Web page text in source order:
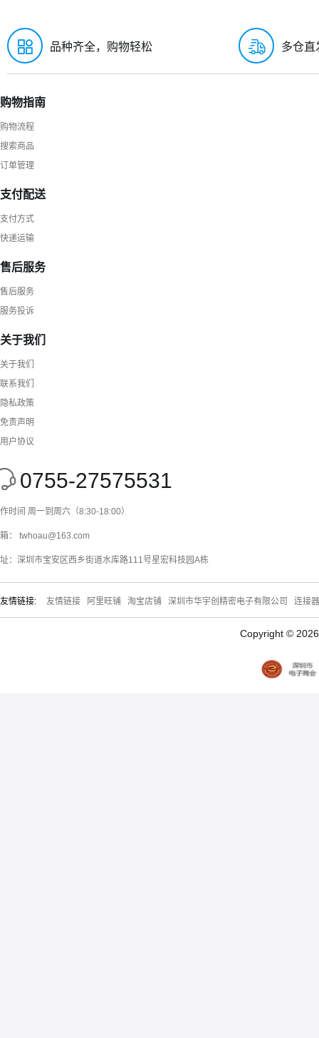
品种齐全，购物轻松 多仓直
购物指南
购物流程
搜索商品
订单管理
支付配送
支付方式
快递运输
售后服务
售后服务
服务投诉
关于我们
关于我们
联系我们
隐私政策
免责声明
用户协议
0755-27575531
时间 周一到周六（8:30-18:00）
： twhoau@163.com
：深圳市宝安区西乡街道水库路111号星宏科技园A栋
友情链接: 友情链接 阿里旺铺 淘宝店铺 深圳市华宇创精密电子有限公司 连接
Copyright ©